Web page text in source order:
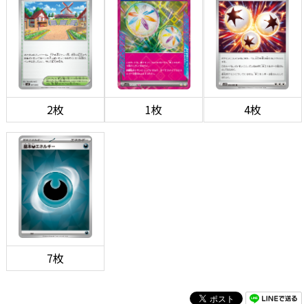
2枚 1枚 4枚
7枚